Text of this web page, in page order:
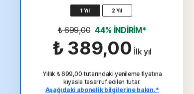
1 Yıl 2 Yıl
₺ 699,00 44% İNDİRİM*
₺ 389,00 İlk yıl
Yıllık ₺ 699,00 tutarındaki yenileme fiyatına
kıyasla tasarruf edilen tutar.
Aşağıdaki abonelik bilgilerine bakın.*